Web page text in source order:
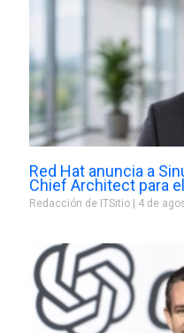
Red Hat anuncia a
Chief Architect para
Redacción de ITSitio 4 de